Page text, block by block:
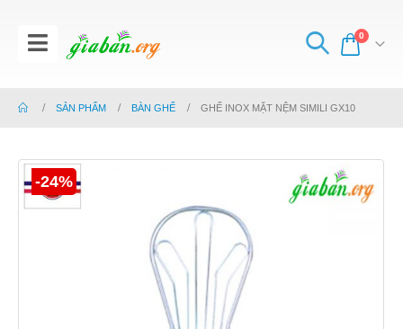
0
SẢN PHẨM BÀN GHẾ GHẾ INOX MẶT NỆM SIMILI GX10
-24%